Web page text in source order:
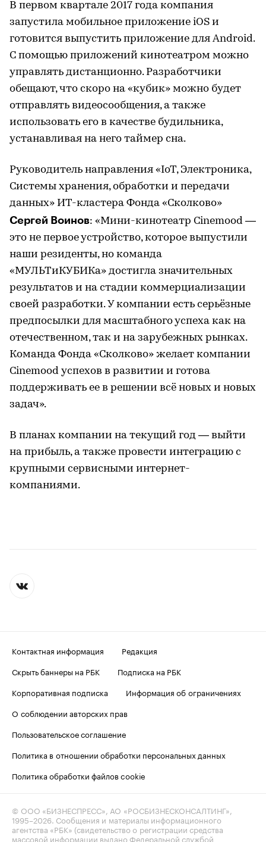
В первом квартале 2017 года компания
запустила мобильное приложение iOS и
готовится выпустить приложение для Android.
С помощью приложений кинотеатром можно
управлять дистанционно. Разработчики
обещают, что скоро на «кубик» можно будет
отправлять видеосообщения, а также
использовать его в качестве будильника,
устанавливая на него таймер сна.
Руководитель направления «IoT, Электроника,
Системы хранения, обработки и передачи
данных» ИТ-кластера Фонда «Сколково»
Сергей Воинов: «Мини-кинотеатр Cinemood —
это не первое устройство, которое выпустили
наши резиденты, но команда
«МУЛЬТиКУБИКа» достигла значительных
результатов и на стадии коммерциализации
своей разработки. У компании есть серьёзные
предпосылки для масштабного успеха как на
отечественном, так и на зарубежных рынках.
Команда Фонда «Сколково» желает компании
Cinemood успехов в развитии и готова
поддерживать ее в решении всё новых и новых
задач».
В планах компании на текущий год — выйти
на прибыль, а также провести интеграцию с
крупными сервисными интернет-
компаниями.
Контактная информация
Редакция
Скрыть баннеры на РБК
Подписка на РБК
Корпоративная подписка
Информация об ограничениях
О соблюдении авторских прав
Пользовательское соглашение
Политика в отношении обработки персональных данных
Политика обработки файлов cookie
© ООО «БИЗНЕСПРЕСС», АО «РОСБИЗНЕСКОНСАЛТИНГ»,
1995–2026. Сообщения и материалы информационного
агентства «РБК» (свидетельство о регистрации средства
массовой информации выдано Федеральной службой